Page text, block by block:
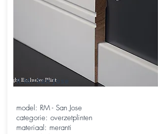
R.M.-San Jose
model: RM - San Jose
categorie: overzetplinten
materiaal: meranti